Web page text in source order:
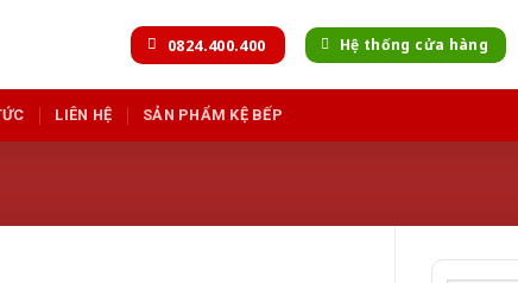
0824.400.400 Hệ thống cửa hàng
LIÊN HỆ SẢN PHẨM KỆ BẾP